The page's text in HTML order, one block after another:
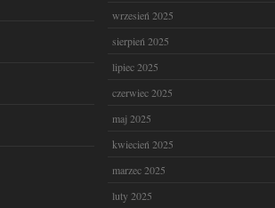
wrzesień 2025
sierpień 2025
lipiec 2025
czerwiec 2025
maj 2025
kwiecień 2025
marzec 2025
luty 2025